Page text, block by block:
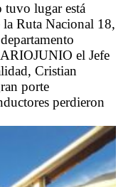
tuvo lugar está
Ruta Nacional 18,
el Jefe
Cristian
porte
perdieron